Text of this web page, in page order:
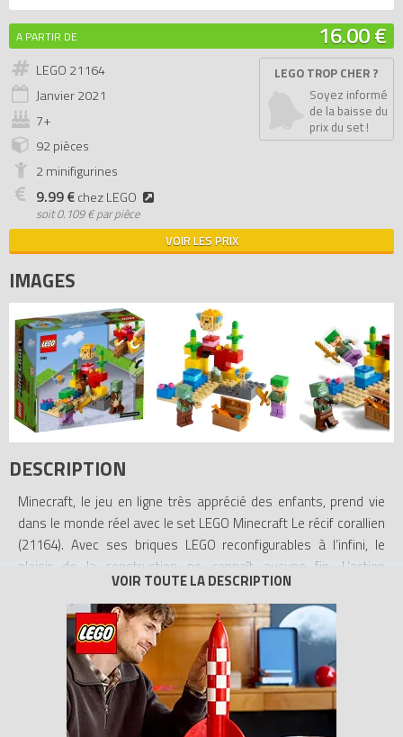
A PARTIR DE 16.00 €
LEGO 21164
Janvier2021
7+
92 pièces
2 minifigurines
9.99 €chez LEGO
soit0.109 € par pièce
LEGO TROP CHER ?
Soyez informé
de la baisse du
prix du set !
VOIR LES PRIX
IMAGES
DESCRIPTION
Minecraft, le jeu en ligne très apprécié des enfants, prend vie
dans le monde réel avec le set LEGO Minecraft Le récif corallien
(21164). Avec ses briques LEGO reconfigurables à l’infini, le
plaisir de la construction ne connaît aucune fin. L’action
authentique de Minecraft dans des aventures sous-marines.
Les enfants rejoignent Axel, la célèbre casse-cou de Minecraft,
et plongent avec elle dans l’océan Minecraft pour chercher un
trésor caché au milieu d’un récif corallien coloré. Ce set regorge
de fonctions Minecraft imaginatives – du poisson-globe qui
passe à l’apparition surprise du coffre à trésor. Et, comme dans
toutes les histoires Minecraft passionnantes, les enfants se